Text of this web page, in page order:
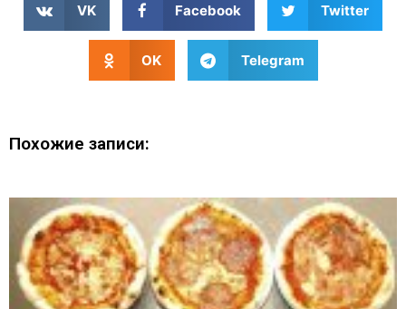
VK Facebook Twitter
OK Telegram
Похожие записи: